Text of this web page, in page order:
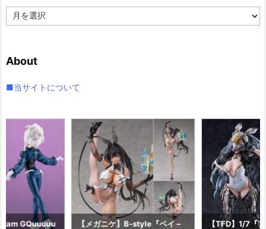
ー
ブ
About
■当サイトについて
GQuuuuu
【メガニケ】B-style『ベイ –
【TFD】1/7『